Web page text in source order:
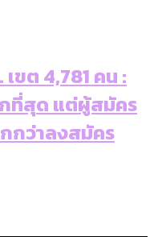
ขต 4,781 คน :
ที่สุด แต่ผู้สมัคร
กว่าลงสมัคร